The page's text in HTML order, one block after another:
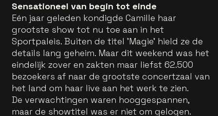
Sensationeel van begin tot einde
Eén jaar geleden kondigde Camille haar
grootste show tot nu toe aan in het
Sportpaleis. Buiten de titel 'Magie' hield ze de
details lang geheim. Maar dit weekend was het
eindelijk zover en zakten maar liefst 62.500
bezoekers af naar de grootste concertzaal van
het land om haar live aan het werk te zien.
De verwachtingen waren hooggespannen,
maar de showtitel was er niet om gelogen.